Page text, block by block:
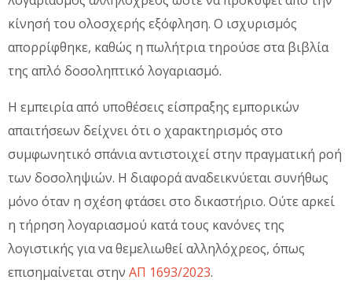
κίνησή του ολοσχερής εξόφληση. Ο ισχυρισμός
απορρίφθηκε, καθώς η πωλήτρια τηρούσε στα βιβλία
της απλό δοσοληπτικό λογαριασμό.
Η εμπειρία από υποθέσεις είσπραξης εμπορικών
απαιτήσεων δείχνει ότι ο χαρακτηρισμός στο
συμφωνητικό σπάνια αντιστοιχεί στην πραγματική ροή
των δοσοληψιών. Η διαφορά αναδεικνύεται συνήθως
μόνο όταν η σχέση φτάσει στο δικαστήριο. Ούτε αρκεί
η τήρηση λογαριασμού κατά τους κανόνες της
λογιστικής για να θεμελιωθεί αλληλόχρεος, όπως
επισημαίνεται στην ΑΠ 1693/2023.